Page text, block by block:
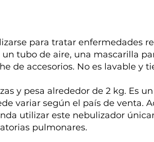
para tratar enfermedades
tubo de aire, una mascarilla
de accesorios. No es lavable y
y pesa alrededor de 2 kg. Es
variar según el país de venta.
utilizar este nebulizador
pulmonares.